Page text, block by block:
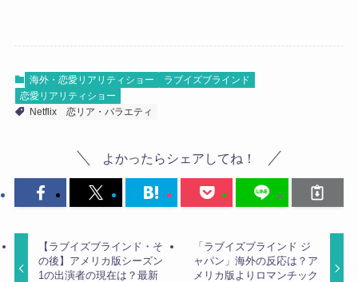
海外・恋愛リアリティショー
ラブイズブラインド
恋愛リアリティショー
Netflix
恋リア・バラエティ
よかったらシェアしてね！
【ラブイズブラインド・そ
の後】アメリカ版シーズン
1の出演者の現在は？最新
「ラブイズブラインド ジ
ャパン」海外の反応は？ア
メリカ版よりロマンチック